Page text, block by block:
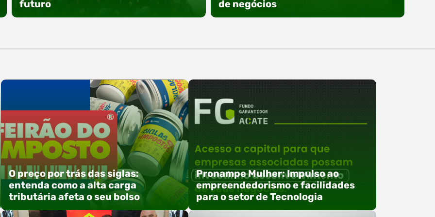
empreendedorismo. Durante os três dias de
feira, o Espaço Tech será um dos palcos
futuro
O Polo ACATE-ACIRS promoveu um encontro
com seus nucleados para apresentar iniciativas
voltadas à integração entre educação,
tecnologia e desenvolvimento de negócios. A
atividade reuniu empresas associadas e
convidados em Rio do Sul, com foco na troca de
experiências, capacitação e alinhamento de
ações estratégicas para 2026. Entre os
destaques, esteve a participação da equipe…
de negócios
O preço por trás das siglas:
entenda como a alta carga
tributária afeta o seu bolso
Pronampe Mulher: Impulso ao
empreendedorismo e facilidades
para o setor de Tecnologia